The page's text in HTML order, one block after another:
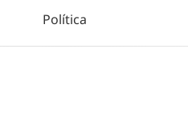
Política